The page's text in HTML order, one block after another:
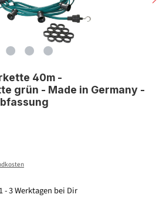
40m -
grün - Made in Germany -
3 Werktagen bei Dir